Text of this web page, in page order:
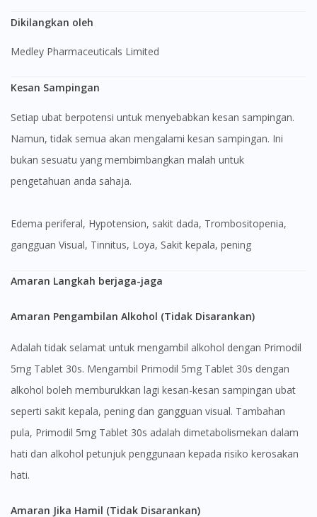
Dikilangkan oleh
Medley Pharmaceuticals Limited
Kesan Sampingan
Setiap ubat berpotensi untuk menyebabkan kesan sampingan.
Namun, tidak semua akan mengalami kesan sampingan. Ini
bukan sesuatu yang membimbangkan malah untuk
pengetahuan anda sahaja.
edema periferal, Hypotension, sakit dada, Trombositopenia,
gangguan Visual, Tinnitus, Loya, Sakit kepala, pening
Amaran Langkah berjaga-jaga
Amaran Pengambilan Alkohol (Tidak Disarankan)
Adalah tidak selamat untuk mengambil alkohol dengan Primodil
5mg Tablet 30s. Mengambil Primodil 5mg Tablet 30s dengan
alkohol boleh memburukkan lagi kesan-kesan sampingan ubat
seperti sakit kepala, pening dan gangguan visual. Tambahan
pula, Primodil 5mg Tablet 30s adalah dimetabolismekan dalam
hati dan alkohol petunjuk penggunaan kepada risiko kerosakan
hati.
Amaran Jika Hamil (Tidak Disarankan)